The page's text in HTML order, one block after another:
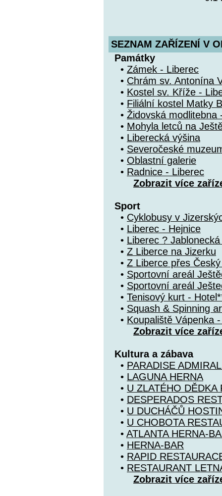
SEZNAM ZAŘÍZENÍ V
Památky
• Zámek - Liberec
• Chrám sv. Antonína
• Kostel sv. Kříže -
• Filiální kostel Matky
• Židovská modlitebna
• Mohyla letců na
• Liberecká výšina
• Severočeské
• Oblastní galerie
• Radnice - Liberec
Zobrazit více
Sport
• Cyklobusy v
• Liberec - Hejnice
• Liberec ?
• Z Liberce na Jizerku
• Z Liberce přes
• Sportovní areál
• Sportovní areál
• Tenisový kurt -
• Squash & Spinning
• Koupaliště Vápenka
Zobrazit více
Kultura a zábava
• PARADISE
• LAGUNA HERNA
• U ZLATÉHO DĚDKA
• DESPERADOS
• U DUCHÁČŮ
• U CHOBOTA
• ATLANTA HERNA-
• HERNA-BAR
• RAPID
• RESTAURANT
Zobrazit více